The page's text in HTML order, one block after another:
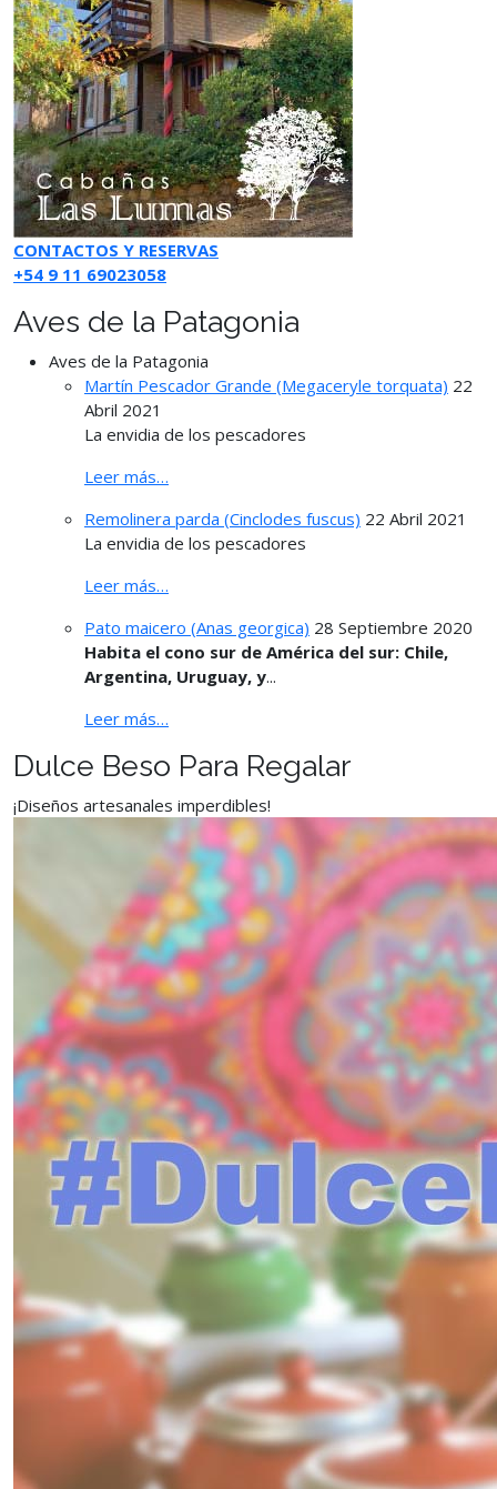
CONTACTOS Y RESERVAS
+54 9 11 69023058
Aves de la Patagonia
Aves de la Patagonia
Martín Pescador Grande (Megaceryle torquata) 22
Abril 2021
La envidia de los pescadores
Leer más…
Remolinera parda (Cinclodes fuscus) 22 Abril 2021
La envidia de los pescadores
Leer más…
Pato maicero (Anas georgica) 28 Septiembre 2020
Habita el cono sur de América del sur: Chile,
Argentina, Uruguay, y...
Leer más…
Dulce Beso Para Regalar
¡Diseños artesanales imperdibles!